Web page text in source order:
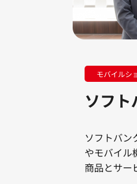
モバイルシ
ソフト
ソフトバン
やモバイル
商品とサー